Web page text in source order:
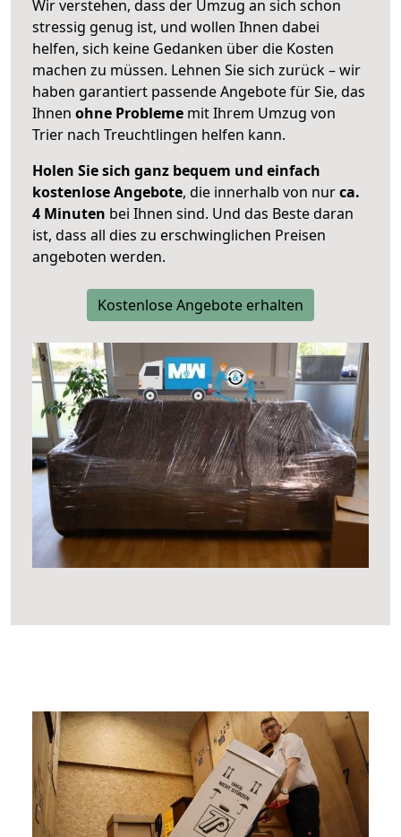
Wir verstehen, dass der Umzug an sich schon
stressig genug ist, und wollen Ihnen dabei
helfen, sich keine Gedanken über die Kosten
machen zu müssen. Lehnen Sie sich zurück – wir
haben garantiert passende Angebote für Sie, das
Ihnen ohne Probleme mit Ihrem Umzug von
Trier nach Treuchtlingen helfen kann.
Holen Sie sich ganz bequem und einfach
kostenlose Angebote, die innerhalb von nurca.
4 Minuten bei Ihnen sind. Und das Beste daran
ist, dass all dies zu erschwinglichen Preisen
angeboten werden.
Kostenlose Angebote erhalten